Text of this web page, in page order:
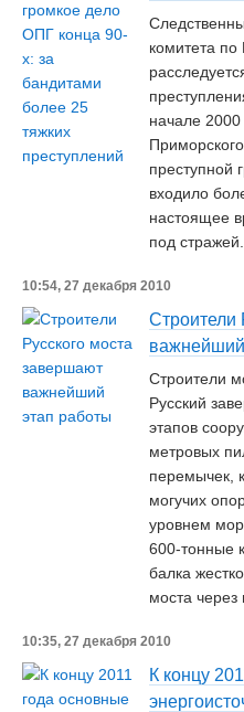
комитета
начале 2000
преступной
входило
настоящее
под стражей.
10:54, 27 декабря 2010
Строители
Строители
Русский
этапов
метровых
перемычек,
могучих
уровнем
600-тонные
балка
моста
10:35, 27 декабря 2010
К концу